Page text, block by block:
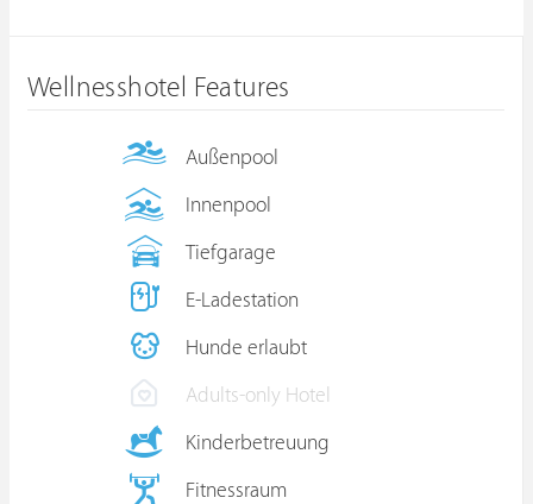
Wellnesshotel Features
Außenpool
Innenpool
Tiefgarage
E-Ladestation
Hunde erlaubt
Adults-only Hotel
Kinderbetreuung
Fitnessraum